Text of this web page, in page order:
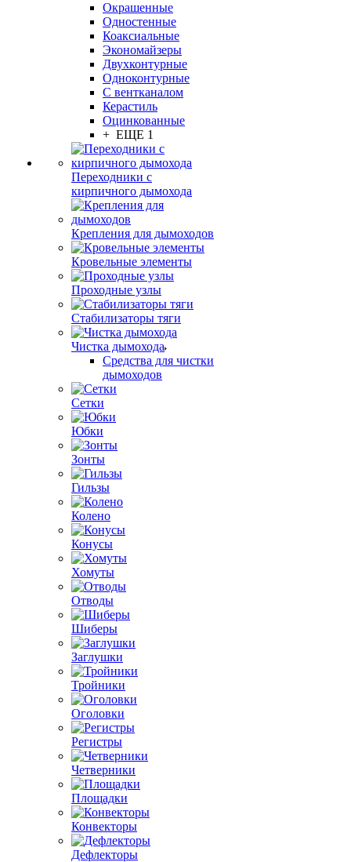
Окрашенные
Одностенные
Коаксиальные
Экономайзеры
Двухконтурные
Одноконтурные
С вентканалом
Керастиль
Оцинкованные
+ ЕЩЕ 1
Переходники с
кирпичного дымохода
Крепления для дымоходов
Кровельные элементы
Проходные узлы
Стабилизаторы тяги
Чистка дымохода
Средства для чистки
дымоходов
Сетки
Юбки
Зонты
Гильзы
Колено
Конусы
Хомуты
Отводы
Шиберы
Заглушки
Тройники
Оголовки
Регистры
Четверники
Площадки
Конвекторы
Дефлекторы